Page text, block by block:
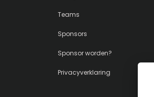
Teams
Sponsors
Sponsor worden?
Privacyverklaring